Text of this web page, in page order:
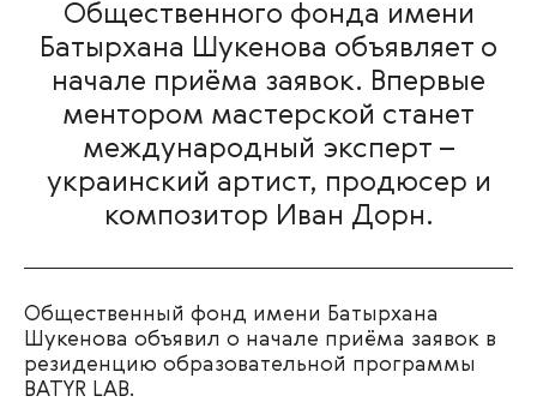
Общественного фонда имени
Батырхана Шукенова объявляет о
начале приёма заявок. Впервые
ментором мастерской станет
международный эксперт –
украинский артист, продюсер и
композитор Иван Дорн.
Общественный фонд имени Батырхана
Шукенова объявил о начале приёма заявок в
резиденцию образовательной программы
BATYR LAB.